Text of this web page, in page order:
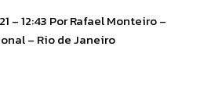
– 12:43 Por Rafael Monteiro –
– Rio de Janeiro